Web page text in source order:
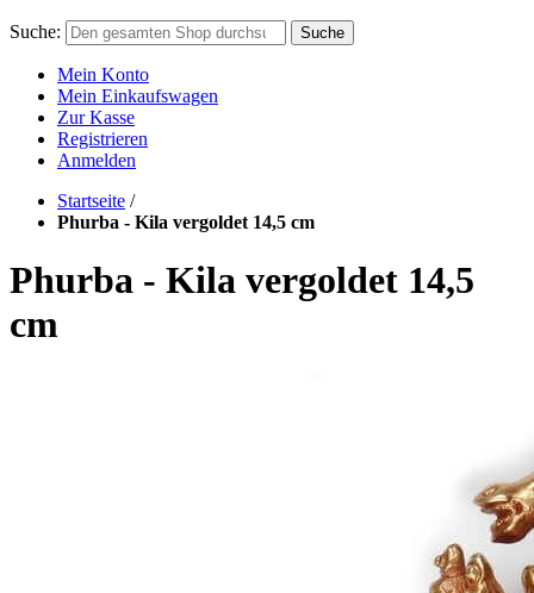
Suche: Suche
Mein Konto
Mein Einkaufswagen
Zur Kasse
Registrieren
Anmelden
Startseite /
Phurba - Kila vergoldet 14,5 cm
Phurba - Kila vergoldet 14,5
cm